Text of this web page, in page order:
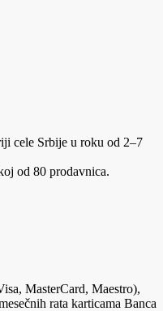
cele Srbije u roku od 2–7
od 80 prodavnica.
MasterCard, Maestro),
rata karticama Banca